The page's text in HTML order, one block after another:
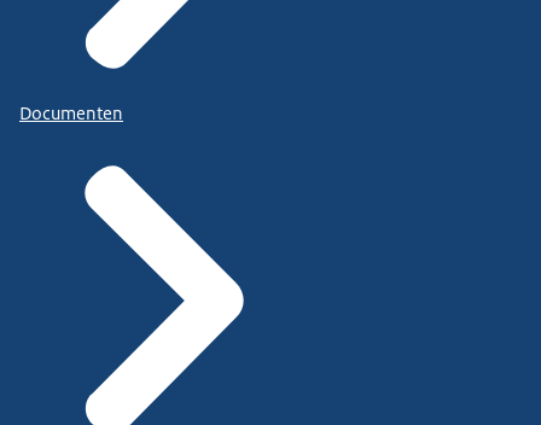
Documenten